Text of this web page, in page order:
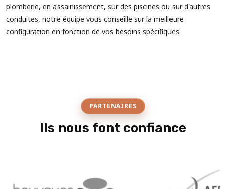
plomberie, en assainissement, sur des piscines ou sur d'autres
conduites, notre équipe vous conseille sur la meilleure
configuration en fonction de vos besoins spécifiques.
PARTENAIRES
Ils nous font confiance